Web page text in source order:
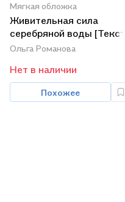
Мягкая обложка
Живительная сила
серебряной воды [Текст].
Ольга Романова
Нет в наличии
Похожее